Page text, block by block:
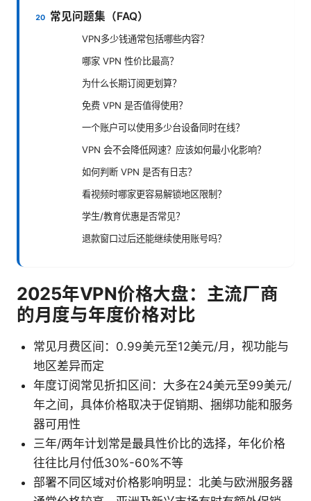
常见问题集（FAQ）
VPN多少钱通常包括哪些内容？
哪家 VPN 性价比最高？
为什么长期订阅更划算？
免费 VPN 是否值得使用？
一个账户可以使用多少台设备同时在线？
VPN 会不会降低网速？应该如何最小化影响？
如何判断 VPN 是否有日志？
看视频时哪家更容易解锁地区限制？
学生/教育优惠是否常见？
退款窗口过后还能继续使用账号吗？
2025年VPN价格大盘：主流厂商
的月度与年度价格对比
常见月费区间：0.99美元至12美元/月，视功能与
地区差异而定
年度订阅常见折扣区间：大多在24美元至99美元/
年之间，具体价格取决于促销期、捆绑功能和服务
器可用性
三年/两年计划常是最具性价比的选择，年化价格
往往比月付低30%-60%不等
部署不同区域对价格影响明显：北美与欧洲服务器